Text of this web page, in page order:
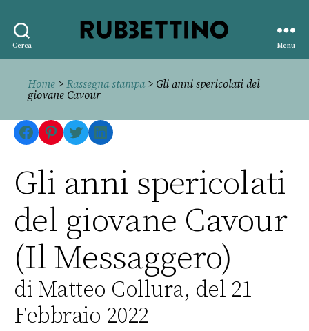
Cerca
editore
Menu
Home > Rassegna stampa> Gli anni spericolati del
giovane Cavour
Facebook
Pinterest
TwitterLinkedIn
Gli anni spericolati
del giovane Cavour
(Il Messaggero)
di Matteo Collura, del 21
Febbraio 2022